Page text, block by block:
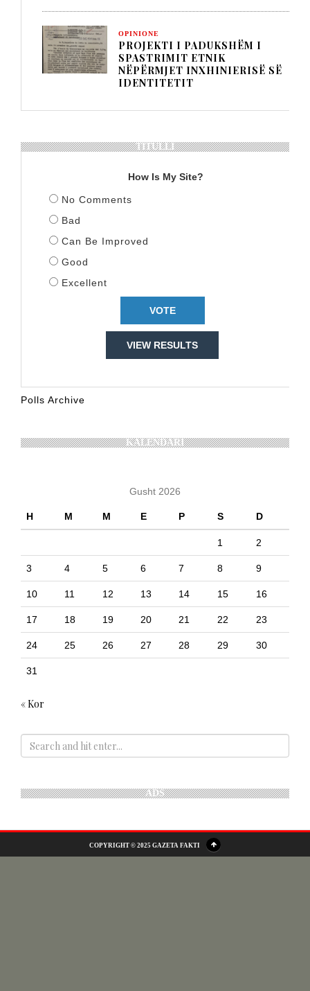
OPINIONE
PROJEKTI I PADUKSHËM I
SPASTRIMIT ETNIK
NËPËRMJET INXHINIERISË SË
IDENTITETIT
TITULLI
How Is My Site?
No Comments
Bad
Can Be Improved
Good
Excellent
VIEW RESULTS
Polls Archive
KALENDARI
Gusht 2026
H M M E P S D
1 2
3 4 5 6 7 8 9
10 11 12 13 14 15 16
17 18 19 20 21 22 23
24 25 26 27 28 29 30
31
« Kor
ADS
COPYRIGHT © 2025 GAZETA FAKTI